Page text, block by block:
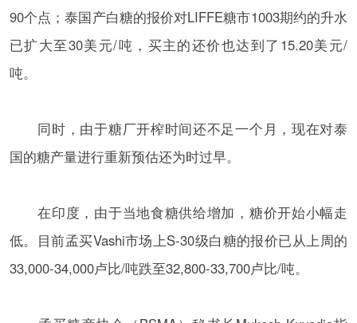
90个点；泰国产白糖的报价对LIFFE糖市1003期约的升水
已扩大至30美元/吨，买主的还价也达到了15.20美元/
吨。
同时，由于糖厂开榨时间还不足一个月，现在对泰
国的糖产量进行重新预估还为时过早。
在印度，由于当地食糖供给增加，糖价开始小幅走
低。目前孟买Vashi市场上S-30级白糖的报价已从上周的
33,000-34,000卢比/吨跌至32,800-33,700卢比/吨。